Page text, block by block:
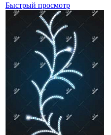
Быстрый просмотр